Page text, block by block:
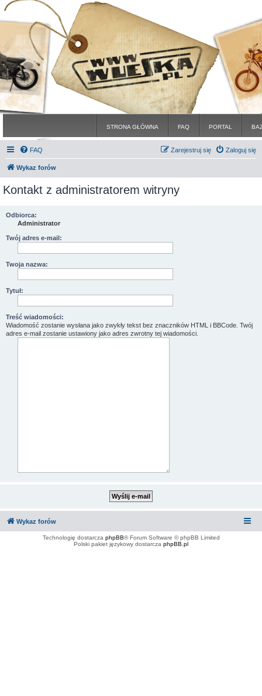
STRONA GŁÓWNA FAQ PORTAL
FAQ Zaloguj się
Zarejestruj się
Wykaz forów
Kontakt z administratorem witryny
Odbiorca:
Administrator
Twój adres e-mail:
Twoja nazwa:
Tytuł:
Treść wiadomości:
Wiadomość zostanie wysłana jako zwykły tekst bez znaczników HTML i BBCode. Twój
adres e-mail zostanie ustawiony jako adres zwrotny tej wiadomości.
Wykaz forów
Technologię dostarcza phpBB® Forum Software © phpBB Limited
Polski pakiet językowy dostarcza phpBB.pl